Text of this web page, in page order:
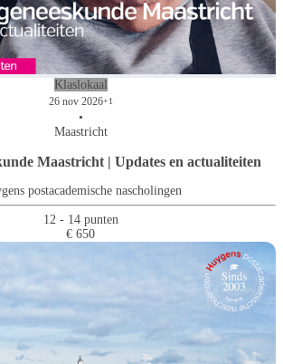
Klaslokaal
26 nov 2026+1
•
Maastricht
Maastricht | Updates en actualiteiten
postacademische nascholingen
12 - 14 punten
€ 650